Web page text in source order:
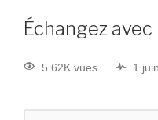
Échangez
5.62K vues 1